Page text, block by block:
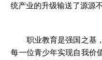
统产业的升级输送了源源
职业教育是强国之基，
每一位青少年实现自我价